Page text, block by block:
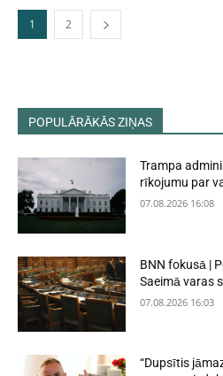
1 2
POPULĀRĀKĀS ZIŅAS
Trampa
rīkojumu par
07.08.2026 16:08
BNN fokusā |
Saeimā varas
07.08.2026 16:03
“Dupsītis